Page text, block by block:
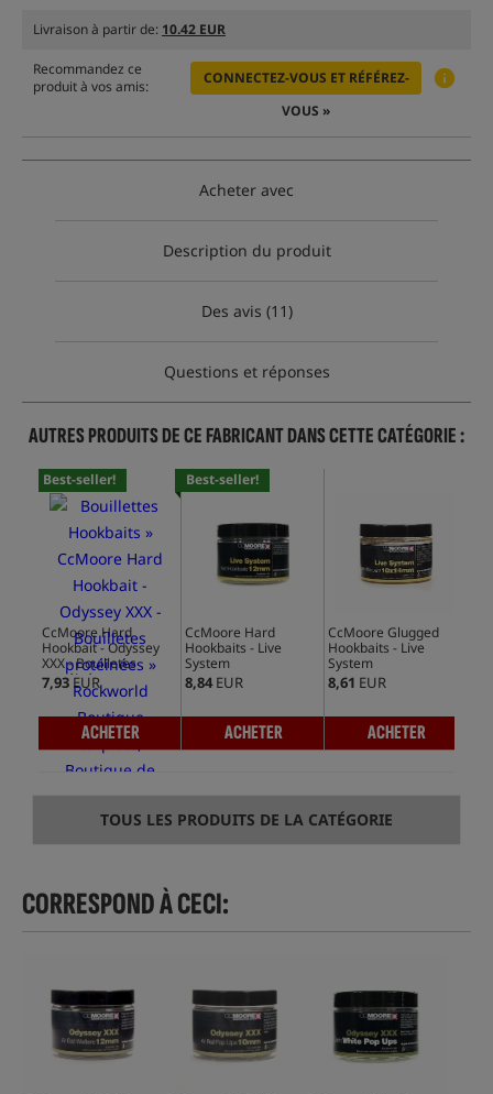
Livraison à partir de: 10.42 EUR
Recommandez ce
produit à vos amis:
CONNECTEZ-VOUS ET RÉFÉREZ-
VOUS »
Acheter avec
Description du produit
Des avis (11)
Questions et réponses
AUTRES PRODUITS DE CE FABRICANT DANS CETTE CATÉGORIE :
Best-seller!
CcMoore Hard
Hookbait - Odyssey
XXX - Bouilletes
protéinées
7,93 EUR
ACHETER
Best-seller!
CcMoore Hard
Hookbaits - Live
System
8,84 EUR
ACHETER
CcMoore Glugged
Hookbaits - Live
System
8,61 EUR
ACHETER
TOUS LES PRODUITS DE LA CATÉGORIE
CORRESPOND À CECI: